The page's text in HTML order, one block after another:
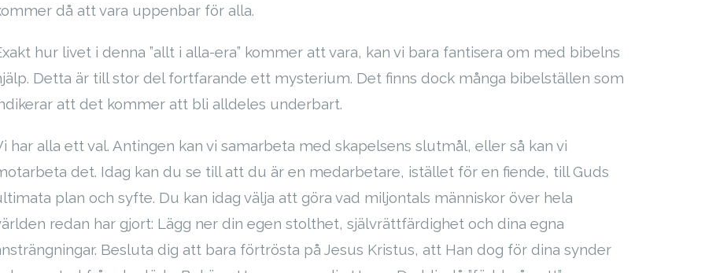
då att vara uppenbar för alla.
hur livet i denna ”allt i alla-era” kommer att vara, kan vi bara fantisera om med bibelns
Detta är till stor del fortfarande ett mysterium. Det finns dock många bibelställen som
att det kommer att bli alldeles underbart.
har alla ett val. Antingen kan vi samarbeta med skapelsens slutmål, eller så kan vi
det. Idag kan du se till att du är en medarbetare, istället för en fiende, till Guds
plan och syfte. Du kan idag välja att göra vad miljontals människor över hela
redan har gjort: Lägg ner din egen stolthet, självrättfärdighet och dina egna
Besluta dig att bara förtrösta på Jesus Kristus, att Han dog för dina synder